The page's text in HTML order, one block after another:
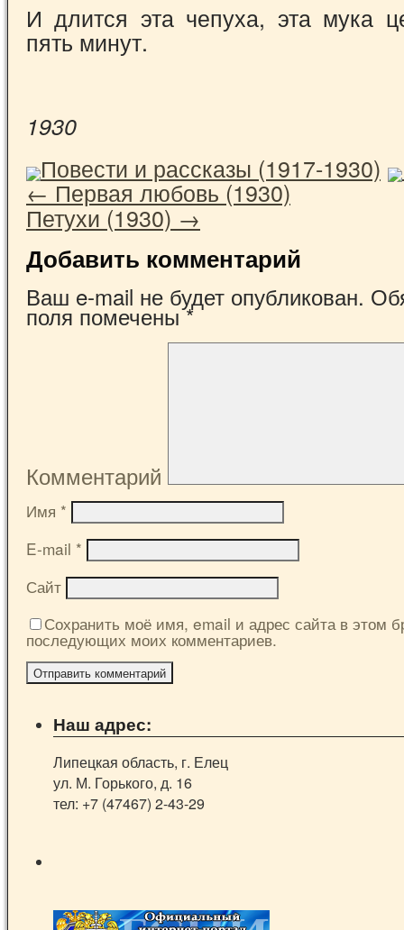
И длится эта чепуха, эта мука
пять минут.
1930
Повести и рассказы (1917-1930)
←Первая любовь (1930)
Петухи (1930) →
Добавить комментарий
Ваш e-mail не будет опубликован.
поля помечены*
Комментарий
Имя *
E-mail *
Сайт
Сохранить моё имя, email и адрес сайта в этом
последующих моих комментариев.
Наш адрес:
Липецкая область, г. Елец
ул. М. Горького, д. 16
тел: +7 (47467) 2-43-29